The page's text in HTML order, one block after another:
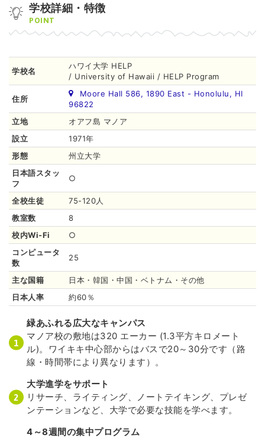
学校詳細・特徴
POINT
学校名
ハワイ大学 HELP
/ University of Hawaii / HELP Program
住所
Moore Hall 586, 1890 East - Honolulu, HI
96822
立地
オアフ島 マノア
設立
1971年
形態
州立大学
日本語スタッ
フ
○
全校生徒
75-120人
教室数
8
校内Wi-Fi
○
コンピュータ
数
25
主な国籍
日本・韓国・中国・ベトナム・その他
日本人率
約60％
緑あふれる広大なキャンパス
マノア校の敷地は320 エーカー (1.3平方キロメート
ル)。ワイキキ中心部からはバスで20～30分です（路
線・時間帯により異なります）。
大学進学をサポート
リサーチ、ライティング、ノートテイキング、プレゼ
ンテーションなど、大学で必要な技能を学べます。
4～8週間の集中プログラム